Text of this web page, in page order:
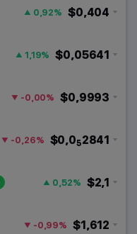
$0,404
0,92%
$0,05641
1,19%
$0,9993
-0,00%
$0,052841
-0,26%
$2,1
0,52%
$1,612
-0,99%